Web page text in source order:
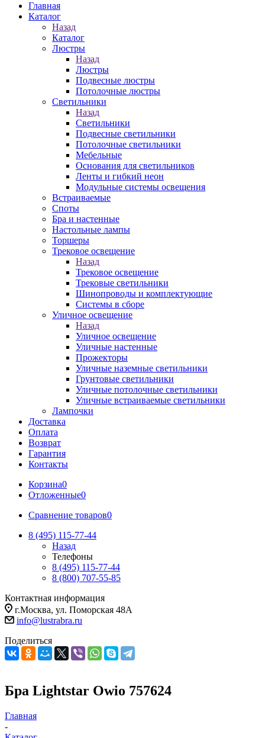
Главная
Каталог
Назад
Каталог
Люстры
Назад
Люстры
Подвесные люстры
Потолочные люстры
Светильники
Назад
Светильники
Подвесные светильники
Потолочные светильники
Мебельные
Основания для светильников
Ленты и гибкий неон
Модульные системы освещения
Встраиваемые
Споты
Бра и настенные
Настольные лампы
Торшеры
Трековое освещение
Назад
Трековое освещение
Трековые светильники
Шинопроводы и комплектующие
Системы в сборе
Уличное освещение
Назад
Уличное освещение
Уличные настенные
Прожекторы
Уличные наземные светильники
Грунтовые светильники
Уличные потолочные светильники
Уличные встраиваемые светильники
Лампочки
Доставка
Оплата
Возврат
Гарантия
Контакты
Корзина0
Отложенные0
Сравнение товаров0
8 (495) 115-77-44
Назад
Телефоны
8 (495) 115-77-44
8 (800) 707-55-85
Контактная информация
г.Москва, ул. Поморская 48А
info@lustrabra.ru
Поделиться
Бра Lightstar Owio 757624
Главная
-